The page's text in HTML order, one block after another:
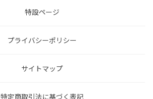
特設ページ
プライバシーポリシー
サイトマップ
特定商取引法に基づく表記